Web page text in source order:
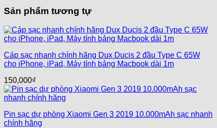
Sản phẩm tương tự
Cáp sạc nhanh chính hãng Dux Ducis 2 đầu Type C 65W
cho iPhone, iPad, Máy tính bảng Macbook dài 1m
150,000₫
Pin sạc dự phòng Xiaomi Gen 3 2019 10.000mAh sạc nhanh
chính hãng